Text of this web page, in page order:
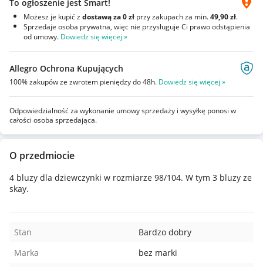
To ogłoszenie jest Smart!
Możesz je kupić zdostawą za 0 zł przy zakupach za min.49,90 zł.
Sprzedaje osoba prywatna, więc nie przysługuje Ci prawo odstąpienia
od umowy. Dowiedz się więcej »
Allegro Ochrona Kupujących
100% zakupów ze zwrotem pieniędzy do 48h. Dowiedz się więcej »
Odpowiedzialność za wykonanie umowy sprzedaży i wysyłkę ponosi w
całości osoba sprzedająca.
O przedmiocie
4 bluzy dla dziewczynki w rozmiarze 98/104. W tym 3 bluzy ze
skay.
Stan
Bardzo dobry
Marka
bez marki